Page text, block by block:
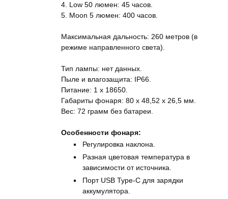
4. Low 50 люмен: 45 часов.
5. Moon 5 люмен: 400 часов.
Максимальная дальность: 260 метров (в
режиме направленного света).
Тип лампы: нет данных.
Пыле и влагозащита: IP66.
Питание: 1 x 18650.
Габариты фонаря: 80 х 48,52 х 26,5 мм.
Вес: 72 грамм без батареи.
Особенности фонаря:
Регулировка наклона.
Разная цветовая температура в
зависимости от источника.
Порт USB Type-C для зарядки
аккумулятора.